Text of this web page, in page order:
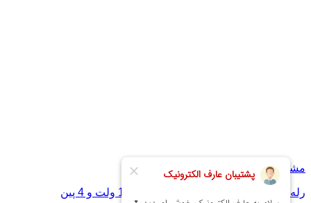
مشاهده
رله امرن مدل G6C-1114P-US دارای 12 ولت و 4 پین